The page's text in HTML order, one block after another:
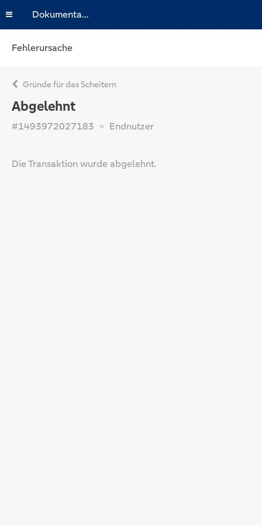
Dokumentation
Fehlerursache
Gründe für das Scheitern
Abgelehnt
#1493972027183 Endnutzer
Die Transaktion wurde abgelehnt.